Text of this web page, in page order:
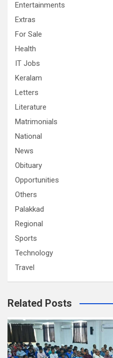
Entertainments
Extras
For Sale
Health
IT Jobs
Keralam
Letters
Literature
Matrimonials
National
News
Obituary
Opportunities
Others
Palakkad
Regional
Sports
Technology
Travel
Related Posts